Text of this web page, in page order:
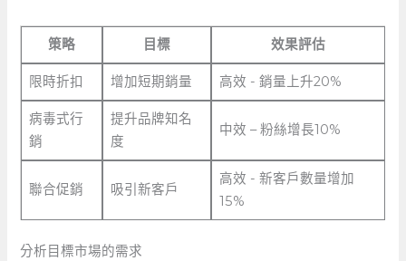
策略 目標 效果評估
限時折扣 增加短期銷量 高效 ‌- 銷量上升20%
病毒式行
銷
提升品牌知名
度
中效 – 粉絲增長10%
聯合促銷 吸引新客戶
高效 -​ 新客戶數量增加
15%
分析目標市場的需求